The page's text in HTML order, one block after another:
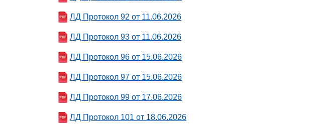
ЛД Протокол 92 от 11.06.2026
ЛД Протокол 93 от 11.06.2026
ЛД Протокол 96 от 15.06.2026
ЛД Протокол 97 от 15.06.2026
ЛД Протокол 99 от 17.06.2026
ЛД Протокол 101 от 18.06.2026